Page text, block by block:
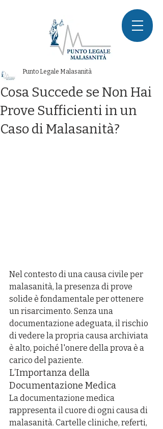
Cosa Succede se Non Hai
Prove Sufficienti in un
Caso di Malasanità?
Punto Legale Malasanità
Nel contesto di una causa civile per
malasanità, la presenza di prove
solide è fondamentale per ottenere
un risarcimento. Senza una
documentazione adeguata, il rischio
di vedere la propria causa archiviata
è alto, poiché l'onere della prova è a
carico del paziente.
L’Importanza della
Documentazione Medica
La documentazione medica
rappresenta il cuore di ogni causa di
malasanità. Cartelle cliniche, referti,